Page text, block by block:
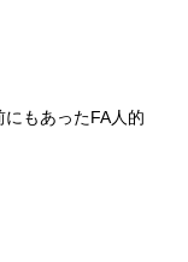
もあったFA人的